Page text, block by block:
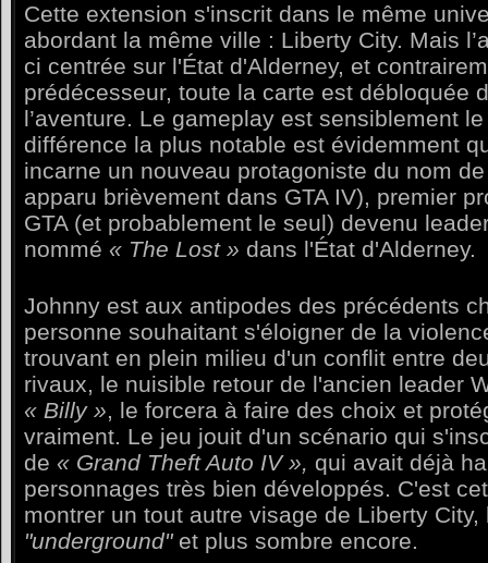
Cette extension s'inscrit dans le même
abordant la même ville : Liberty City. Mais
ci centrée sur l'État d'Alderney, et
prédécesseur, toute la carte est débloquée
l’aventure. Le gameplay est sensiblement
différence la plus notable est évidemment
incarne un nouveau protagoniste du nom
apparu brièvement dans GTA IV), premier
GTA (et probablement le seul) devenu
nommé « The Lost » dans l'État d'Alderney.
Johnny est aux antipodes des précédents
personne souhaitant s'éloigner de la
trouvant en plein milieu d'un conflit entre
rivaux, le nuisible retour de l'ancien leader
« Billy », le forcera à faire des choix et
vraiment. Le jeu jouit d'un scénario qui
de « Grand Theft Auto IV », qui avait déjà
personnages très bien développés. C'est
montrer un tout autre visage de Liberty
"underground" et plus sombre encore.